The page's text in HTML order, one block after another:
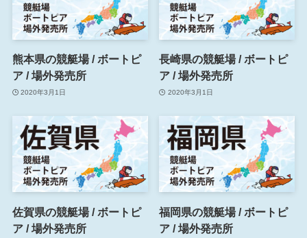
熊本県の競艇場 / ボートピ
ア / 場外発売所
2020年3月1日
長崎県の競艇場 / ボートピ
ア / 場外発売所
2020年3月1日
佐賀県の競艇場 / ボートピ
ア / 場外発売所
福岡県の競艇場 / ボートピ
ア / 場外発売所